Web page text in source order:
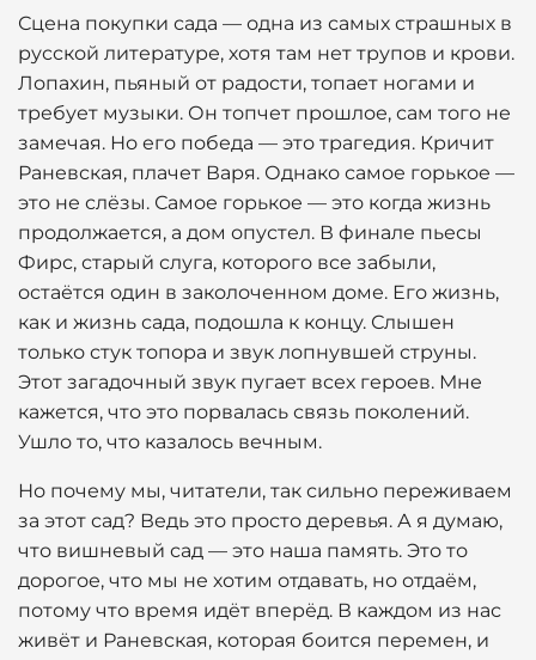
Сцена покупки сада — одна из самых страшных в
русской литературе, хотя там нет трупов и крови.
Лопахин, пьяный от радости, топает ногами и
требует музыки. Он топчет прошлое, сам того не
замечая. Но его победа — это трагедия. Кричит
Раневская, плачет Варя. Однако самое горькое —
это не слёзы. Самое горькое — это когда жизнь
продолжается, а дом опустел. В финале пьесы
Фирс, старый слуга, которого все забыли,
остаётся один в заколоченном доме. Его жизнь,
как и жизнь сада, подошла к концу. Слышен
только стук топора и звук лопнувшей струны.
Этот загадочный звук пугает всех героев. Мне
кажется, что это порвалась связь поколений.
Ушло то, что казалось вечным.
Но почему мы, читатели, так сильно переживаем
за этот сад? Ведь это просто деревья. А я думаю,
что вишневый сад — это наша память. Это то
дорогое, что мы не хотим отдавать, но отдаём,
потому что время идёт вперёд. В каждом из нас
живёт и Раневская, которая боится перемен, и